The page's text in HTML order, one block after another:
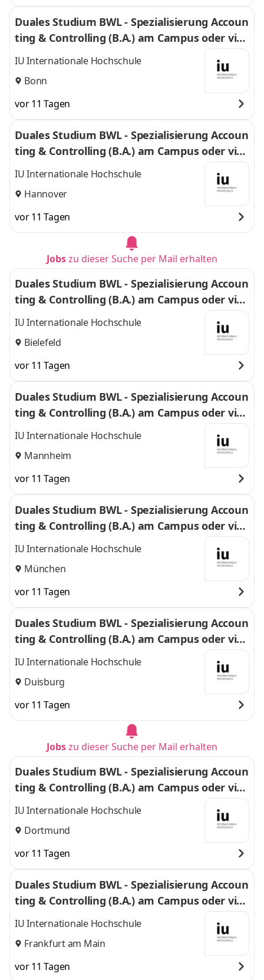
Duales Studium BWL - Spezialisierung Accoun
ting & Controlling (B.A.) am Campus oder virt
uell
IU Internationale Hochschule
Bonn
vor 11 Tagen
Duales Studium BWL - Spezialisierung Accoun
ting & Controlling (B.A.) am Campus oder virt
uell
IU Internationale Hochschule
Hannover
vor 11 Tagen
Jobszu dieser Suche per Mail erhalten
Duales Studium BWL - Spezialisierung Accoun
ting & Controlling (B.A.) am Campus oder virt
uell
IU Internationale Hochschule
Bielefeld
vor 11 Tagen
Duales Studium BWL - Spezialisierung Accoun
ting & Controlling (B.A.) am Campus oder virt
uell
IU Internationale Hochschule
Mannheim
vor 11 Tagen
Duales Studium BWL - Spezialisierung Accoun
ting & Controlling (B.A.) am Campus oder virt
uell
IU Internationale Hochschule
München
vor 11 Tagen
Duales Studium BWL - Spezialisierung Accoun
ting & Controlling (B.A.) am Campus oder virt
uell
IU Internationale Hochschule
Duisburg
vor 11 Tagen
Jobszu dieser Suche per Mail erhalten
Duales Studium BWL - Spezialisierung Accoun
ting & Controlling (B.A.) am Campus oder virt
uell
IU Internationale Hochschule
Dortmund
vor 11 Tagen
Duales Studium BWL - Spezialisierung Accoun
ting & Controlling (B.A.) am Campus oder virt
uell
IU Internationale Hochschule
Frankfurt am Main
vor 11 Tagen